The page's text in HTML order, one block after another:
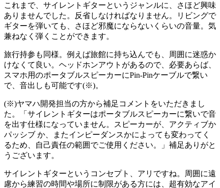
これまで、サイレントギターというジャンルに、さほど興味
ありませんでした。反省しなければなりません。リビングで
ギターを弾いても、さほど邪魔にならないくらいの音量。気
兼ねなく弾くことができます。
旅行持参も同様。例えば旅館に持ち込んでも、周囲に迷惑か
けなくて良い。ヘッドホンアウトがあるので、必要あらば、
スマホ用のポータブルスピーカーにPin-Pinケーブルで繋い
で、音出しも可能です(※)。
(※)ヤマハ開発担当の方から補足コメントをいただきまし
た。「サイレントギターはポータブルスピーカーに繋いで音
を出す仕様になっていません。スピーカーが、アクティブか
パッシブ か、またインピーダンスかによっても変わってく
るため、自己責任の範囲でご使用ください。」補足ありがと
うございます。
サイレントギターというコンセプト、アリですね。周囲に遠
慮から練習の時間や場所に制限がある方には、超有効なアイ